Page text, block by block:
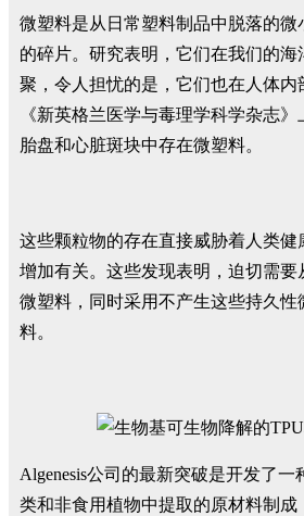
微塑料是从日常塑料制品中脱落的微
的碎片。研究表明，它们在我们的海
聚，令人担忧的是，它们也在人体内
《新英格兰医学与毒理学科学杂志
胎盘和心脏斑块中存在微塑料。
这些颗粒物的存在直接威胁着人类健
增加有关。这些发现表明，迫切需要
微塑料，同时采用不产生这些持久性
料。
Algenesis公司的最新突破是开发了
类和非食用植物中提取的原材料制成